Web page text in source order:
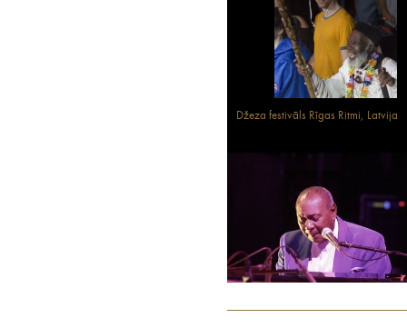
Džeza festivāls Rīgas Ritmi, Latvija